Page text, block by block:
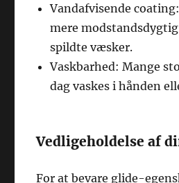
Vandafvisende
mere
spildte væsker.
Vaskbarhed: Mange
dag vaskes i hånden
Vedligeholdelse af
For at bevare glide-